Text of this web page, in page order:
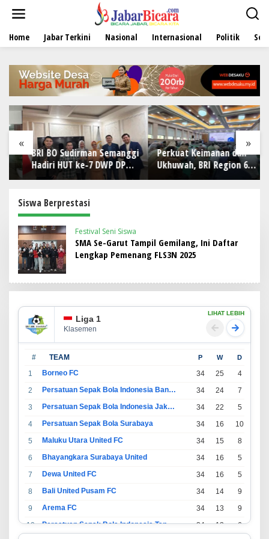
t
Home Jabar Terkini Nasional Internasional Politik
« »
BRI BO Sudirman Semanggi
Hadiri HUT ke-7 DWP DPD
RI, Pererat Sinergi
Perkuat Keimanan dan
Ukhuwah, BRI Region 6
Gelar Pengajian Rutin
Siswa Berprestasi
Festival Seni Siswa
SMA Se-Garut Tampil Gemilang, Ini Daftar
Lengkap Pemenang FLS3N 2025
Liga 1
Klasemen
LIHAT LEBIH
# TEAM P W D
1 Borneo FC 34 25 4
2
Persatuan Sepak Bola Indonesia Bandung 34 24 7
3
Persatuan Sepak Bola Indonesia Jakarta 34 22 5
4
Persatuan Sepak Bola Surabaya 34 16 10
5
Maluku Utara United FC 34 15 8
6
Bhayangkara Surabaya United 34 16 5
7
Dewa United FC 34 16 5
8
Bali United Pusam FC 34 14 9
9
Arema FC 34 13 9
10
Persatuan Sepak Bola Indonesia Tangerang 34 13 6